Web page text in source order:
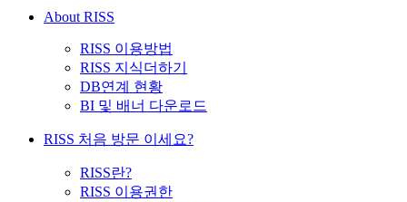
About RISS
RISS 이용방법
RISS 지식더하기
DB연계 현황
BI 및 배너 다운로드
RISS 처음 방문 이세요?
RISS란?
RISS 이용권한